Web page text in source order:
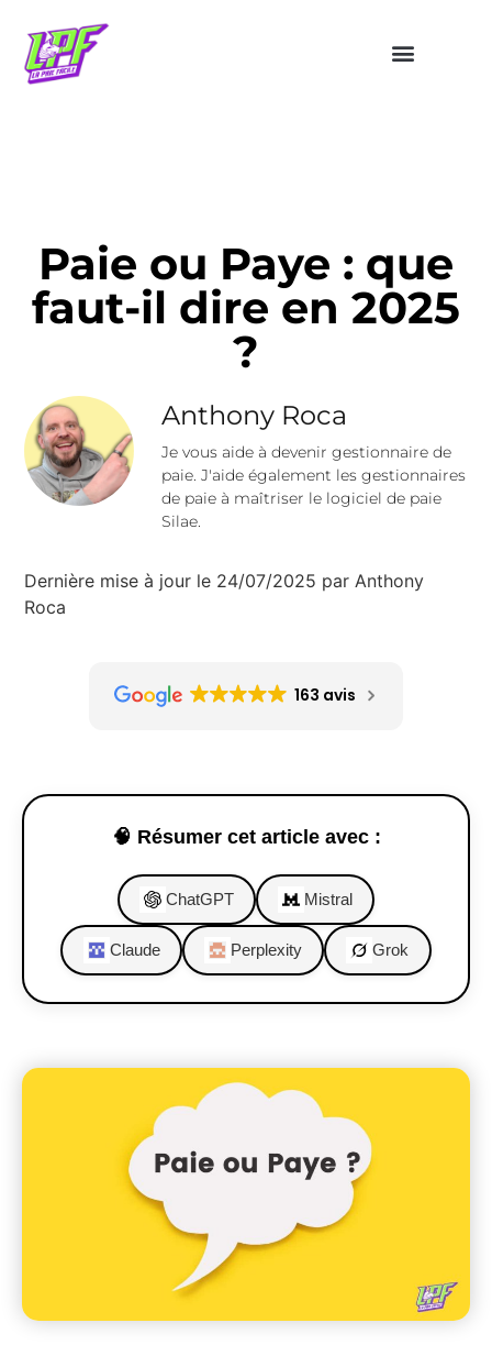
Paie ou Paye : que
faut-il dire en 2025
?
Anthony Roca
Je vous aide à devenir gestionnaire de
paie. J'aide également les gestionnaires
de paie à maîtriser le logiciel de paie
Silae.
Dernière mise à jour le 24/07/2025 par Anthony
Roca
163 avis
🧠 Résumer cet article avec :
ChatGPT Mistral
Claude Perplexity Grok